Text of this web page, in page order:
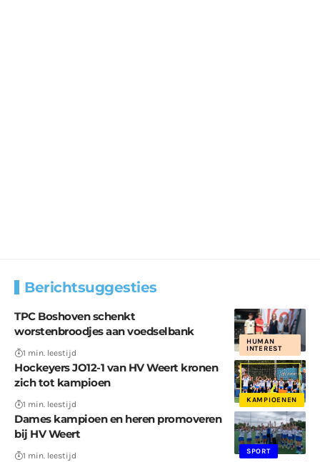
Berichtsuggesties
HUMAN
INTEREST
TPC Boshoven schenkt
worstenbroodjes aan voedselbank
1 min. leestijd
KAMPIOENEN
Hockeyers JO12-1 van HV Weert kronen
zich tot kampioen
1 min. leestijd
SPORT
Dames kampioen en heren promoveren
bij HV Weert
1 min. leestijd